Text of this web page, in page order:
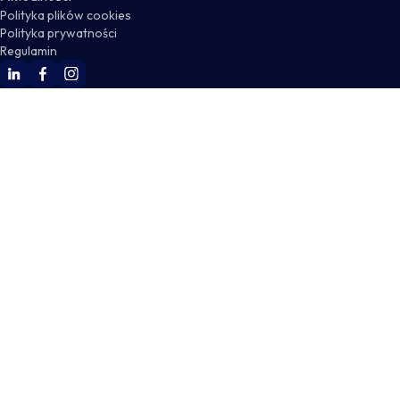
Polityka plików cookies
Polityka prywatności
Regulamin
WSKZ Linkedin
WSKZ Facebook
WSKZ Instagram